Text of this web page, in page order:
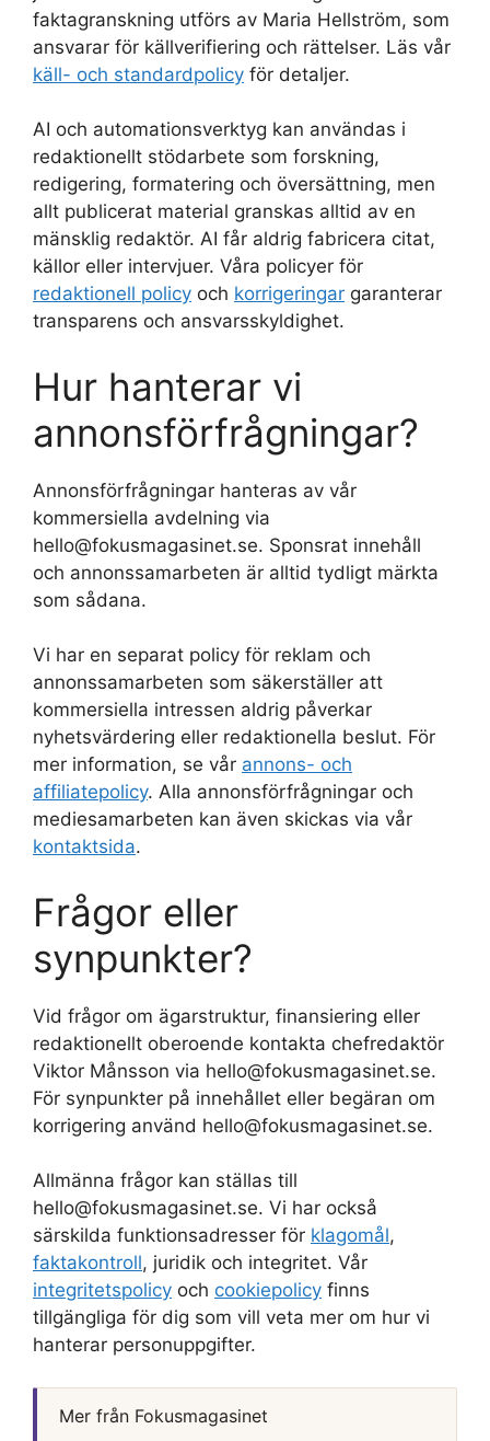
faktagranskning utförs av Maria Hellström, som
ansvarar för källverifiering och rättelser. Läs vår
käll- och standardpolicy för detaljer.
AI och automationsverktyg kan användas i
redaktionellt stödarbete som forskning,
redigering, formatering och översättning, men
allt publicerat material granskas alltid av en
mänsklig redaktör. AI får aldrig fabricera citat,
källor eller intervjuer. Våra policyer för
redaktionell policy och korrigeringar garanterar
transparens och ansvarsskyldighet.
Hur hanterar vi
annonsförfrågningar?
Annonsförfrågningar hanteras av vår
kommersiella avdelning via
hello@fokusmagasinet.se. Sponsrat innehåll
och annonssamarbeten är alltid tydligt märkta
som sådana.
Vi har en separat policy för reklam och
annonssamarbeten som säkerställer att
kommersiella intressen aldrig påverkar
nyhetsvärdering eller redaktionella beslut. För
mer information, se vår annons- och
affiliatepolicy. Alla annonsförfrågningar och
mediesamarbeten kan även skickas via vår
kontaktsida.
Frågor eller
synpunkter?
Vid frågor om ägarstruktur, finansiering eller
redaktionellt oberoende kontakta chefredaktör
Viktor Månsson via hello@fokusmagasinet.se.
För synpunkter på innehållet eller begäran om
korrigering använd hello@fokusmagasinet.se.
Allmänna frågor kan ställas till
hello@fokusmagasinet.se. Vi har också
särskilda funktionsadresser för klagomål,
faktakontroll, juridik och integritet. Vår
integritetspolicy och cookiepolicy finns
tillgängliga för dig som vill veta mer om hur vi
hanterar personuppgifter.
Mer från Fokusmagasinet